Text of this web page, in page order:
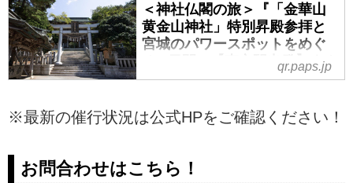
＜神社仏閣の旅＞『「金華山
黄金山神社」特別昇殿参拝と
宮城のパワースポットをめぐ
る 2日間』【東京駅出発】｜ク
ラブツーリズム
山神社」特別昇殿参拝と宮城のパ
す。ツアー・旅行のお申込ならク
qr.paps.jp
※最新の催行状況は公式HPをご確認ください！
お問合わせはこちら！